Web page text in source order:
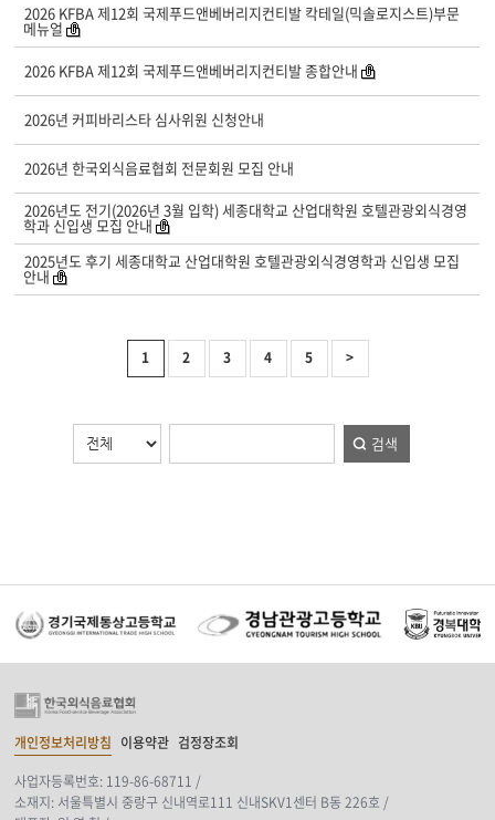
2026 KFBA 제12회 국제푸드앤베버리지컨티발 칵테일(믹솔로지스트)부문
메뉴얼
2026 KFBA 제12회 국제푸드앤베버리지컨티발 종합안내
2026년 커피바리스타 심사위원 신청안내
2026년 한국외식음료협회 전문회원 모집 안내
2026년도 전기(2026년 3월 입학) 세종대학교 산업대학원 호텔관광외식경영
학과 신입생 모집 안내
2025년도 후기 세종대학교 산업대학원 호텔관광외식경영학과 신입생 모집
안내
1 2 3 4 5 >
검색
개인정보처리방침 이용약관 검정장조회
사업자등록번호: 119-86-68711 /
소재지: 서울특별시 중랑구 신내역로111 신내SKV1센터 B동 226호 /